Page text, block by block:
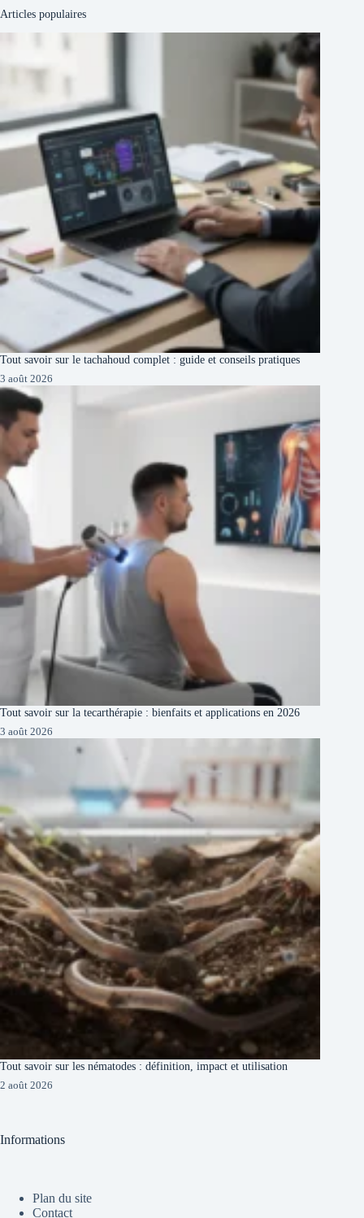
Articles populaires
Tout savoir sur le tachahoud complet : guide et conseils pratiques
3 août 2026
Tout savoir sur la tecarthérapie : bienfaits et applications en 2026
3 août 2026
Tout savoir sur les nématodes : définition, impact et utilisation
2 août 2026
Informations
Plan du site
Contact